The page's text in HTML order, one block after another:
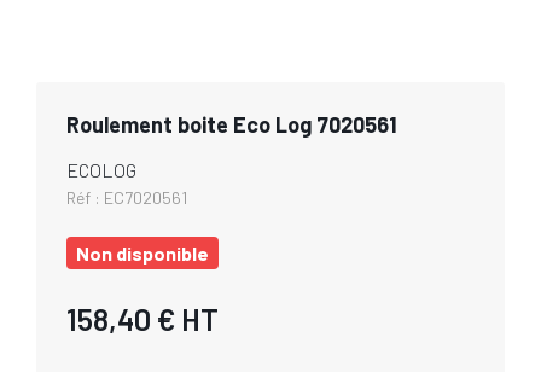
Roulement boite Eco Log 7020561
ECOLOG
Réf : EC7020561
Non disponible
158,40 € HT